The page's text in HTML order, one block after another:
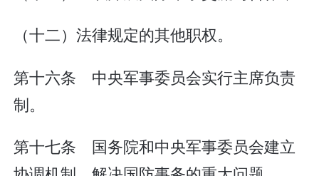
（十二）法律规定的其他职权。
第十六条 中央军事委员会实行主席负责
制。
第十七条 国务院和中央军事委员会建立